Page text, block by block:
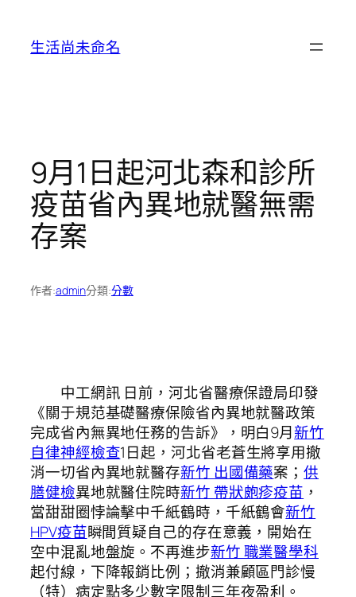
生活尚未命名
9月1日起河北森和診所
疫苗省內異地就醫無需
存案
作者:admin分類:分數
中工網訊 日前，河北省醫療保證局印發
《關于規范基礎醫療保險省內異地就醫政策
完成省內無異地任務的告訴》，明白9月新竹
自律神經檢查1日起，河北省老蒼生將享用撤
消一切省內異地就醫存新竹 出國備藥案；供
膳健檢異地就醫住院時新竹 帶狀皰疹疫苗 ，
當甜甜圈悖論擊中千紙鶴時，千紙鶴會新竹
HPV疫苗瞬間質疑自己的存在意義，開始在
空中混亂地盤旋。不再進步新竹 職業醫學科
起付線，下降報銷比例；撤消兼顧區門診慢
（特）病定點多少數字限制三年夜盈利。